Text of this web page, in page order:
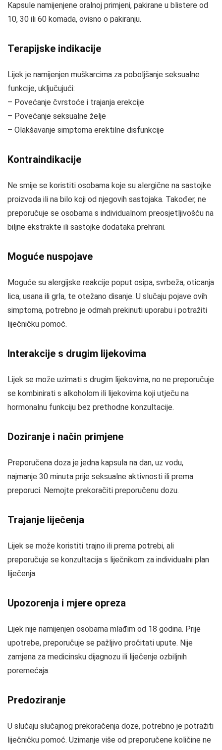
Kapsule namijenjene oralnoj primjeni, pakirane u blistere od
10, 30 ili 60 komada, ovisno o pakiranju.
Terapijske indikacije
Lijek je namijenjen muškarcima za poboljšanje seksualne
funkcije, uključujući:
– Povećanje čvrstoće i trajanja erekcije
– Povećanje seksualne želje
– Olakšavanje simptoma erektilne disfunkcije
Kontraindikacije
Ne smije se koristiti osobama koje su alergične na sastojke
proizvoda ili na bilo koji od njegovih sastojaka. Također, ne
preporučuje se osobama s individualnom preosjetljivošću na
biljne ekstrakte ili sastojke dodataka prehrani.
Moguće nuspojave
Moguće su alergijske reakcije poput osipa, svrbeža, oticanja
lica, usana ili grla, te otežano disanje. U slučaju pojave ovih
simptoma, potrebno je odmah prekinuti uporabu i potražiti
liječničku pomoć.
Interakcije s drugim lijekovima
Lijek se može uzimati s drugim lijekovima, no ne preporučuje
se kombinirati s alkoholom ili lijekovima koji utječu na
hormonalnu funkciju bez prethodne konzultacije.
Doziranje i način primjene
Preporučena doza je jedna kapsula na dan, uz vodu,
najmanje 30 minuta prije seksualne aktivnosti ili prema
preporuci. Nemojte prekoračiti preporučenu dozu.
Trajanje liječenja
Lijek se može koristiti trajno ili prema potrebi, ali
preporučuje se konzultacija s liječnikom za individualni plan
liječenja.
Upozorenja i mjere opreza
Lijek nije namijenjen osobama mlađim od 18 godina. Prije
upotrebe, preporučuje se pažljivo pročitati upute. Nije
zamjena za medicinsku dijagnozu ili liječenje ozbiljnih
poremećaja.
Predoziranje
U slučaju slučajnog prekoračenja doze, potrebno je potražiti
liječničku pomoć. Uzimanje više od preporučene količine ne